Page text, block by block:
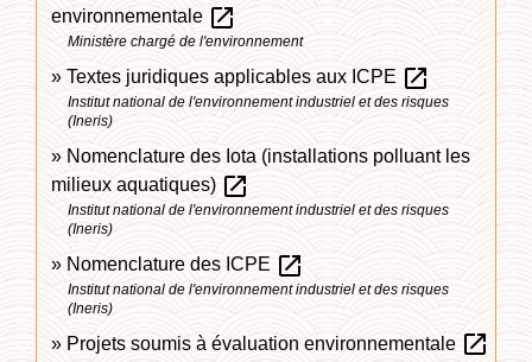
environnementale open_in_new
Ministère chargé de l'environnement
Textes juridiques applicables aux ICPE open_in_new
Institut national de l'environnement industriel et des risques
(Ineris)
Nomenclature des Iota (installations polluant les
milieux aquatiques) open_in_new
Institut national de l'environnement industriel et des risques
(Ineris)
Nomenclature des ICPE open_in_new
Institut national de l'environnement industriel et des risques
(Ineris)
Projets soumis à évaluation environnementale open_in_new